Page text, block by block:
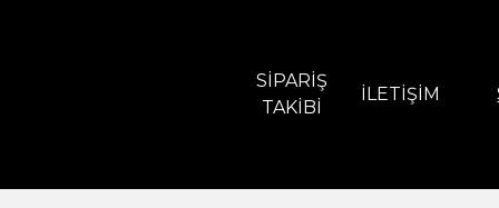
SIPARIŞ
TAKIBI
İLETIŞIM